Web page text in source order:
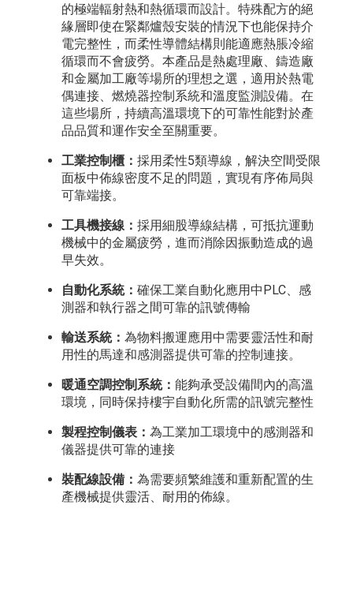
的極端輻射熱和熱循環而設計。特殊配方的絕
緣層即使在緊鄰爐殼安裝的情況下也能保持介
電完整性，而柔性導體結構則能適應熱脹冷縮
循環而不會疲勞。本產品是熱處理廠、鑄造廠
和金屬加工廠等場所的理想之選，適用於熱電
偶連接、燃燒器控制系統和溫度監測設備。在
這些場所，持續高溫環境下的可靠性能對於產
品品質和運作安全至關重要。
工業控制櫃： 採用柔性5類導線，解決空間受限
面板中佈線密度不足的問題，實現有序佈局與
可靠端接。
工具機接線： 採用細股導線結構，可抵抗運動
機械中的金屬疲勞，進而消除因振動造成的過
早失效。
自動化系統： 確保工業自動化應用中PLC、感
測器和執行器之間可靠的訊號傳輸
輸送系統： 為物料搬運應用中需要靈活性和耐
用性的馬達和感測器提供可靠的控制連接。
暖通空調控制系統： 能夠承受設備間內的高溫
環境，同時保持樓宇自動化所需的訊號完整性
製程控制儀表： 為工業加工環境中的感測器和
儀器提供可靠的連接
裝配線設備： 為需要頻繁維護和重新配置的生
產機械提供靈活、耐用的佈線。